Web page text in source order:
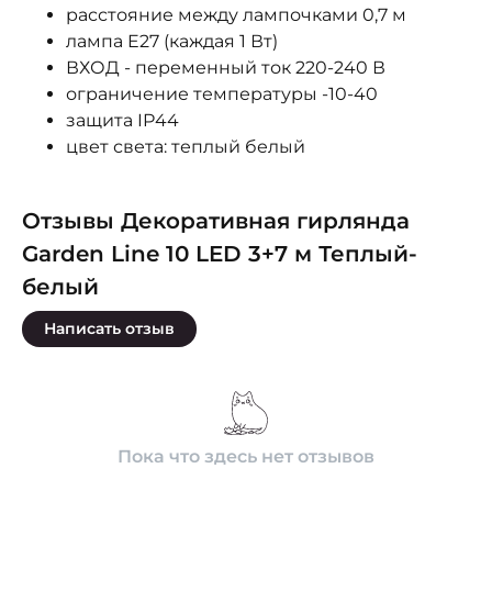
расстояние между лампочками 0,7 м
лампа E27 (каждая 1 Вт)
ВХОД - переменный ток 220-240 В
ограничение температуры -10-40
защита IP44
цвет света: теплый белый
Отзывы Декоративная гирлянда
Garden Line 10 LED 3+7 м Теплый-
белый
Написать отзыв
Пока что здесь нет отзывов